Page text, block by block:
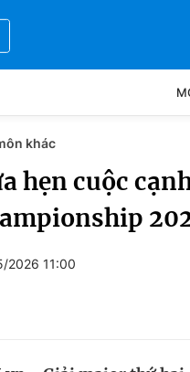
Thể thao
khác
hẹn cuộc
2026 11:00